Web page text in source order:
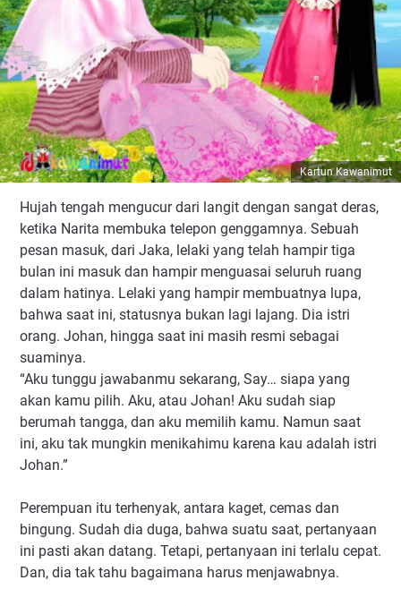
Kartun Kawanimut
Hujah tengah mengucur dari langit dengan sangat deras,
ketika Narita membuka telepon genggamnya. Sebuah
pesan masuk, dari Jaka, lelaki yang telah hampir tiga
bulan ini masuk dan hampir menguasai seluruh ruang
dalam hatinya. Lelaki yang hampir membuatnya lupa,
bahwa saat ini, statusnya bukan lagi lajang. Dia istri
orang. Johan, hingga saat ini masih resmi sebagai
suaminya.
“Aku tunggu jawabanmu sekarang, Say… siapa yang
akan kamu pilih. Aku, atau Johan! Aku sudah siap
berumah tangga, dan aku memilih kamu. Namun saat
ini, aku tak mungkin menikahimu karena kau adalah istri
Johan.”
Perempuan itu terhenyak, antara kaget, cemas dan
bingung. Sudah dia duga, bahwa suatu saat, pertanyaan
ini pasti akan datang. Tetapi, pertanyaan ini terlalu cepat.
Dan, dia tak tahu bagaimana harus menjawabnya.